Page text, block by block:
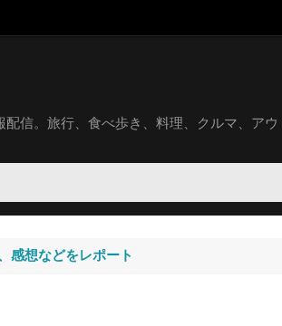
信。旅行、食べ歩き、料理、クルマ、ア
感想などをレポート